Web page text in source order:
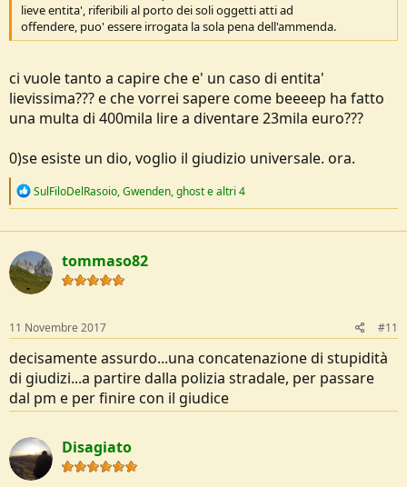
lieve entita', riferibili al porto dei soli oggetti atti ad
offendere, puo' essere irrogata la sola pena dell'ammenda.
ci vuole tanto a capire che e' un caso di entita'
lievissima??? e che vorrei sapere come beeeep ha fatto
una multa di 400mila lire a diventare 23mila euro???
0)se esiste un dio, voglio il giudizio universale. ora.
R
c
t
i
o
n
SulFiloDelRasoio,Gwenden,ghoste altri 4
tommaso82
11 Novembre 2017 #11
decisamente assurdo...una concatenazione di stupidità
di giudizi...a partire dalla polizia stradale, per passare
dal pm e per finire con il giudice
Disagiato